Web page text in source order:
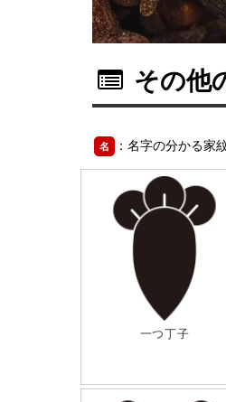
その他
名 ：名字の分かる家
一つ丁子